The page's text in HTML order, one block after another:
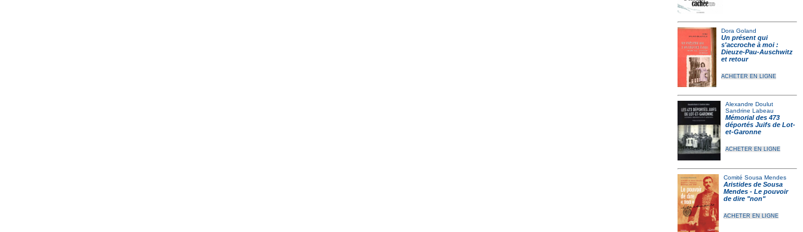
Dora Goland
Un présent qui
s'accroche à moi :
Dieuze-Pau-Auschwitz
et retour
ACHETER EN LIGNE
Alexandre Doulut
Sandrine Labeau
Mémorial des 473
déportés Juifs de Lot-
et-Garonne
ACHETER EN LIGNE
Comité Sousa Mendes
Aristides de Sousa
Mendes - Le pouvoir
de dire "non"
ACHETER EN LIGNE